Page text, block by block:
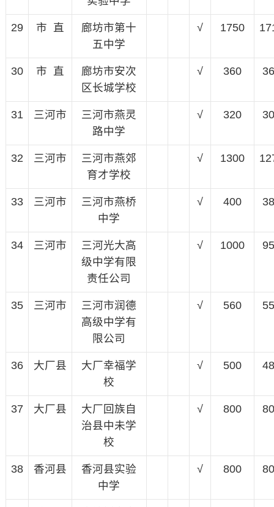
29 市 直
廊坊市第十
五中学
√ 1750
30 市 直
廊坊市安次
区长城学校
√ 360
31 三河市
三河市燕灵
路中学
√ 320
32 三河市
三河市燕郊
育才学校
√ 1300
33 三河市
三河市燕桥
中学
√ 400
34 三河市
三河光大高
级中学有限
责任公司
√ 1000
35 三河市
三河市润德
高级中学有
限公司
√ 560
36 大厂县
大厂幸福学
校
√ 500
37 大厂县
大厂回族自
治县中未学
校
√ 800
38 香河县
香河县实验
中学
√ 800